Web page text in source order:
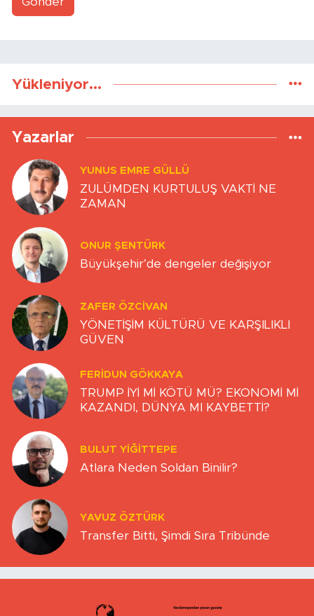
Yükleniyor...
Yazarlar
YUNUS EMRE GÜLLÜ
ZULÜMDEN KURTULUŞ VAKTİ NE
ZAMAN
ONUR ŞENTÜRK
Büyükşehir’de dengeler değişiyor
ZAFER ÖZCIVAN
YÖNETİŞİM KÜLTÜRÜ VE KARŞILIKLI
GÜVEN
FERIDUN GÖKKAYA
TRUMP İYİ Mİ KÖTÜ MÜ? EKONOMİ Mİ
KAZANDI, DÜNYA MI KAYBETTİ?
BULUT YİĞİTTEPE
Atlara Neden Soldan Binilir?
YAVUZ ÖZTÜRK
Transfer Bitti, Şimdi Sıra Tribünde